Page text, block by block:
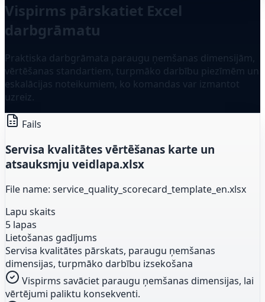
Vispirms pārskatiet Excel
darbgrāmatu
Praktiska darbgrāmata paraugu ņemšanas dimensijām,
vērtēšanas standartiem, turpmāko darbību piezīmēm un
eskalācijas noteikumiem, ko komandas var izmantot
uzreiz.
Fails
Servisa kvalitātes vērtēšanas karte un
atsauksmju veidlapa.xlsx
File name: service_quality_scorecard_template_en.xlsx
Lapu skaits
5 lapas
Lietošanas gadījums
Servisa kvalitātes pārskats, paraugu ņemšanas
dimensijas, turpmāko darbību izsekošana
Vispirms savāciet paraugu ņemšanas dimensijas, lai
vērtējumi paliktu konsekventi.